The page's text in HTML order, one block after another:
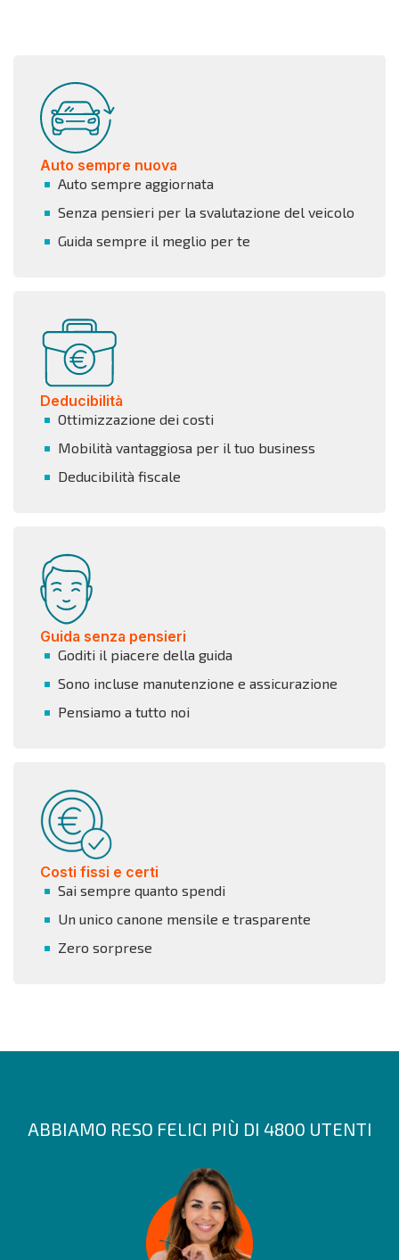
Auto sempre nuova
Auto sempre aggiornata
Senza pensieri per la svalutazione del veicolo
Guida sempre il meglio per te
Deducibilità
Ottimizzazione dei costi
Mobilità vantaggiosa per il tuo business
Deducibilità fiscale
Guida senza pensieri
Goditi il piacere della guida
Sono incluse manutenzione e assicurazione
Pensiamo a tutto noi
Costi fissi e certi
Sai sempre quanto spendi
Un unico canone mensile e trasparente
Zero sorprese
ABBIAMO RESO FELICI PIÙ DI 4800 UTENTI